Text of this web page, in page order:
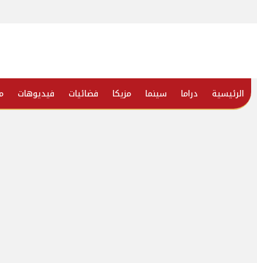
الرئيسية دراما سينما مزيكا فضائيات فيديوهات